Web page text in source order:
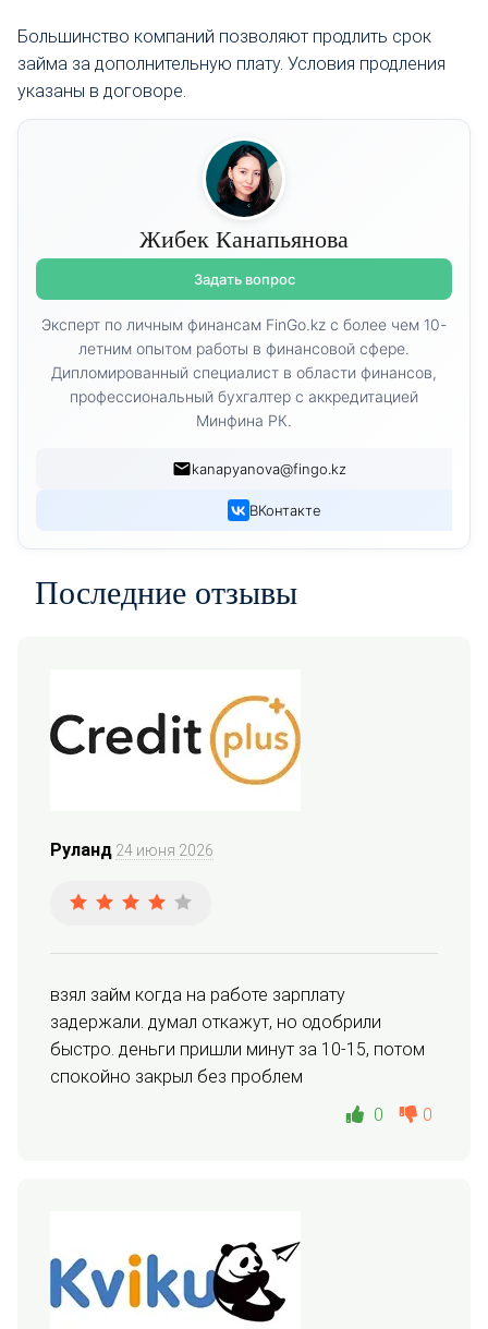
Большинство компаний позволяют продлить срок
займа за дополнительную плату. Условия продления
указаны в договоре.
Жибек Канапьянова
Задать вопрос
Эксперт по личным финансам FinGo.kz с более чем 10-
летним опытом работы в финансовой сфере.
Дипломированный специалист в области финансов,
профессиональный бухгалтер с аккредитацией
Минфина РК.
kanapyanova@fingo.kz
ВКонтакте
Последние отзывы
Руланд 24 июня 2026
взял займ когда на работе зарплату
задержали. думал откажут, но одобрили
быстро. деньги пришли минут за 10-15, потом
спокойно закрыл без проблем
0
0